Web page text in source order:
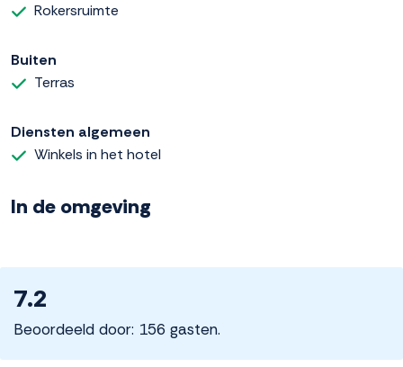
Rokersruimte
Buiten
Terras
Diensten algemeen
Winkels in het hotel
In de omgeving
7.2
Beoordeeld door: 156 gasten.